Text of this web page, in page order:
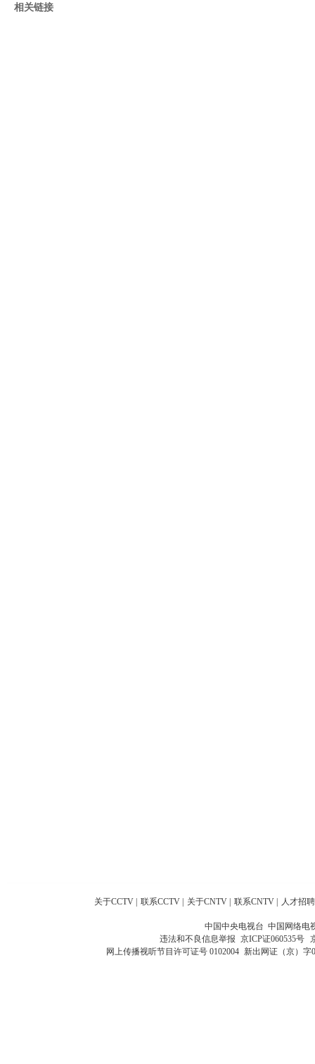
相关链接
关于CCTV 联系CCTV 关于CNTV 联系CNTV 人才招聘
中国中央电视台 中国网络电
违法和不良信息举报 京ICP证060535号
网上传播视听节目许可证号 0102004 新出网证（京）